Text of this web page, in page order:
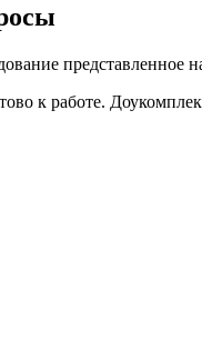
представленное
к работе.